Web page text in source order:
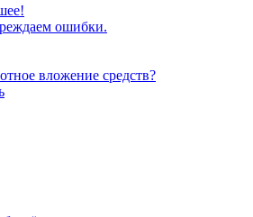
ошибки.
вложение средств?